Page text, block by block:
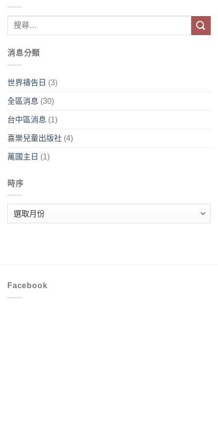
消息分類
世界禱告日 (3)
全區消息 (30)
台中區消息 (1)
喜樂兒童出版社 (4)
萬國主日 (1)
時序
Facebook